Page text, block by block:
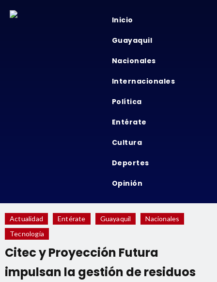
Inicio
Guayaquil
Nacionales
Internacionales
Política
Entérate
Cultura
Deportes
Opinión
Actualidad Entérate Guayaquil
Nacionales
Tecnología
Citec y Proyección Futura
impulsan la gestión de residuos